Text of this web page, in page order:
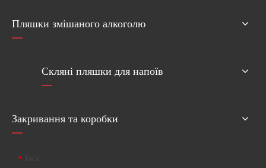
Пляшки змішаного алкоголю
Скляні пляшки для напоїв
Закривання та коробки
*